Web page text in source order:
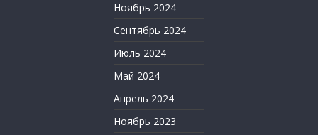
Ноябрь 2024
Сентябрь 2024
Июль 2024
Май 2024
Апрель 2024
Ноябрь 2023